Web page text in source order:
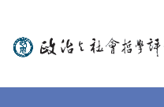
政治與社會哲